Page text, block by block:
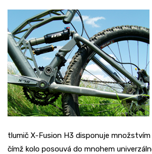
tlumič X-Fusion H3 disponuje
čímž kolo posouvá do mnohem